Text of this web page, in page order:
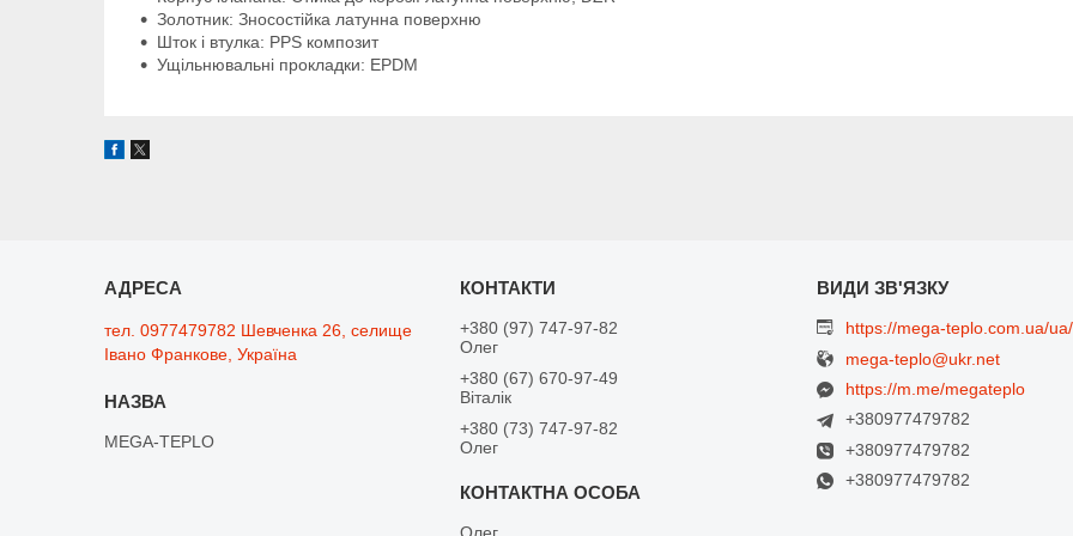
Золотник: Зносостійка латунна поверхню
Шток і втулка: PPS композит
Ущільнювальні прокладки: EPDM
тел. 0977479782 Шевченка 26, селище
Івано Франкове, Україна
MEGA-TEPLO
+380 (97) 747-97-82
Олег
+380 (67) 670-97-49
Віталік
+380 (73) 747-97-82
Олег
https://mega-teplo.com.ua/ua/
mega-teplo@ukr.net
https://m.me/megateplo
+380977479782
+380977479782
+380977479782